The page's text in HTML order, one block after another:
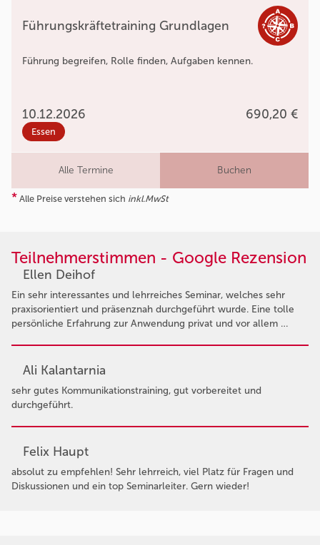
Führungskräftetraining Grundlagen
Führung begreifen, Rolle finden, Aufgaben kennen.
10.12.2026 690,20 €
Essen
Alle Termine Buchen
* Alle Preise verstehen sich inkl.MwSt
Teilnehmerstimmen - Google Rezension
Ellen Deihof
Ein sehr interessantes und lehrreiches Seminar, welches sehr
praxisorientiert und präsenznah durchgeführt wurde. Eine tolle
persönliche Erfahrung zur Anwendung privat und vor allem …
Ali Kalantarnia
sehr gutes Kommunikationstraining, gut vorbereitet und
durchgeführt.
Felix Haupt
absolut zu empfehlen! Sehr lehrreich, viel Platz für Fragen und
Diskussionen und ein top Seminarleiter. Gern wieder!